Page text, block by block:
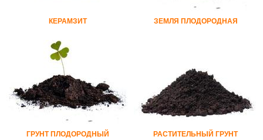
КЕРАМЗИТ ЗЕМЛЯ ПЛОДОРОДНАЯ
ГРУНТ ПЛОДОРОДНЫЙ РАСТИТЕЛЬНЫЙ ГРУНТ